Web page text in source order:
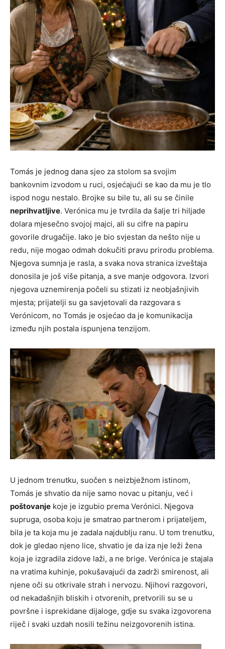
Tomás je jednog dana sjeo za stolom sa svojim
bankovnim izvodom u ruci, osjećajući se kao da mu je tlo
ispod nogu nestalo. Brojke su bile tu, ali su se činile
neprihvatljive. Verónica mu je tvrdila da šalje tri hiljade
dolara mjesečno svojoj majci, ali su cifre na papiru
govorile drugačije. Iako je bio svjestan da nešto nije u
redu, nije mogao odmah dokučiti pravu prirodu problema.
Njegova sumnja je rasla, a svaka nova stranica izveštaja
donosila je još više pitanja, a sve manje odgovora. Izvori
njegova uznemirenja počeli su stizati iz neobjašnjivih
mjesta; prijatelji su ga savjetovali da razgovara s
Verónicom, no Tomás je osjećao da je komunikacija
između njih postala ispunjena tenzijom.
U jednom trenutku, suočen s neizbježnom istinom,
Tomás je shvatio da nije samo novac u pitanju, već i
poštovanje koje je izgubio prema Verónici. Njegova
supruga, osoba koju je smatrao partnerom i prijateljem,
bila je ta koja mu je zadala najdublju ranu. U tom trenutku,
dok je gledao njeno lice, shvatio je da iza nje leži žena
koja je izgradila zidove laži, a ne brige. Verónica je stajala
na vratima kuhinje, pokušavajući da zadrži smirenost, ali
njene oči su otkrivale strah i nervozu. Njihovi razgovori,
od nekadašnjih bliskih i otvorenih, pretvorili su se u
površne i isprekidane dijaloge, gdje su svaka izgovorena
riječ i svaki uzdah nosili težinu neizgovorenih istina.